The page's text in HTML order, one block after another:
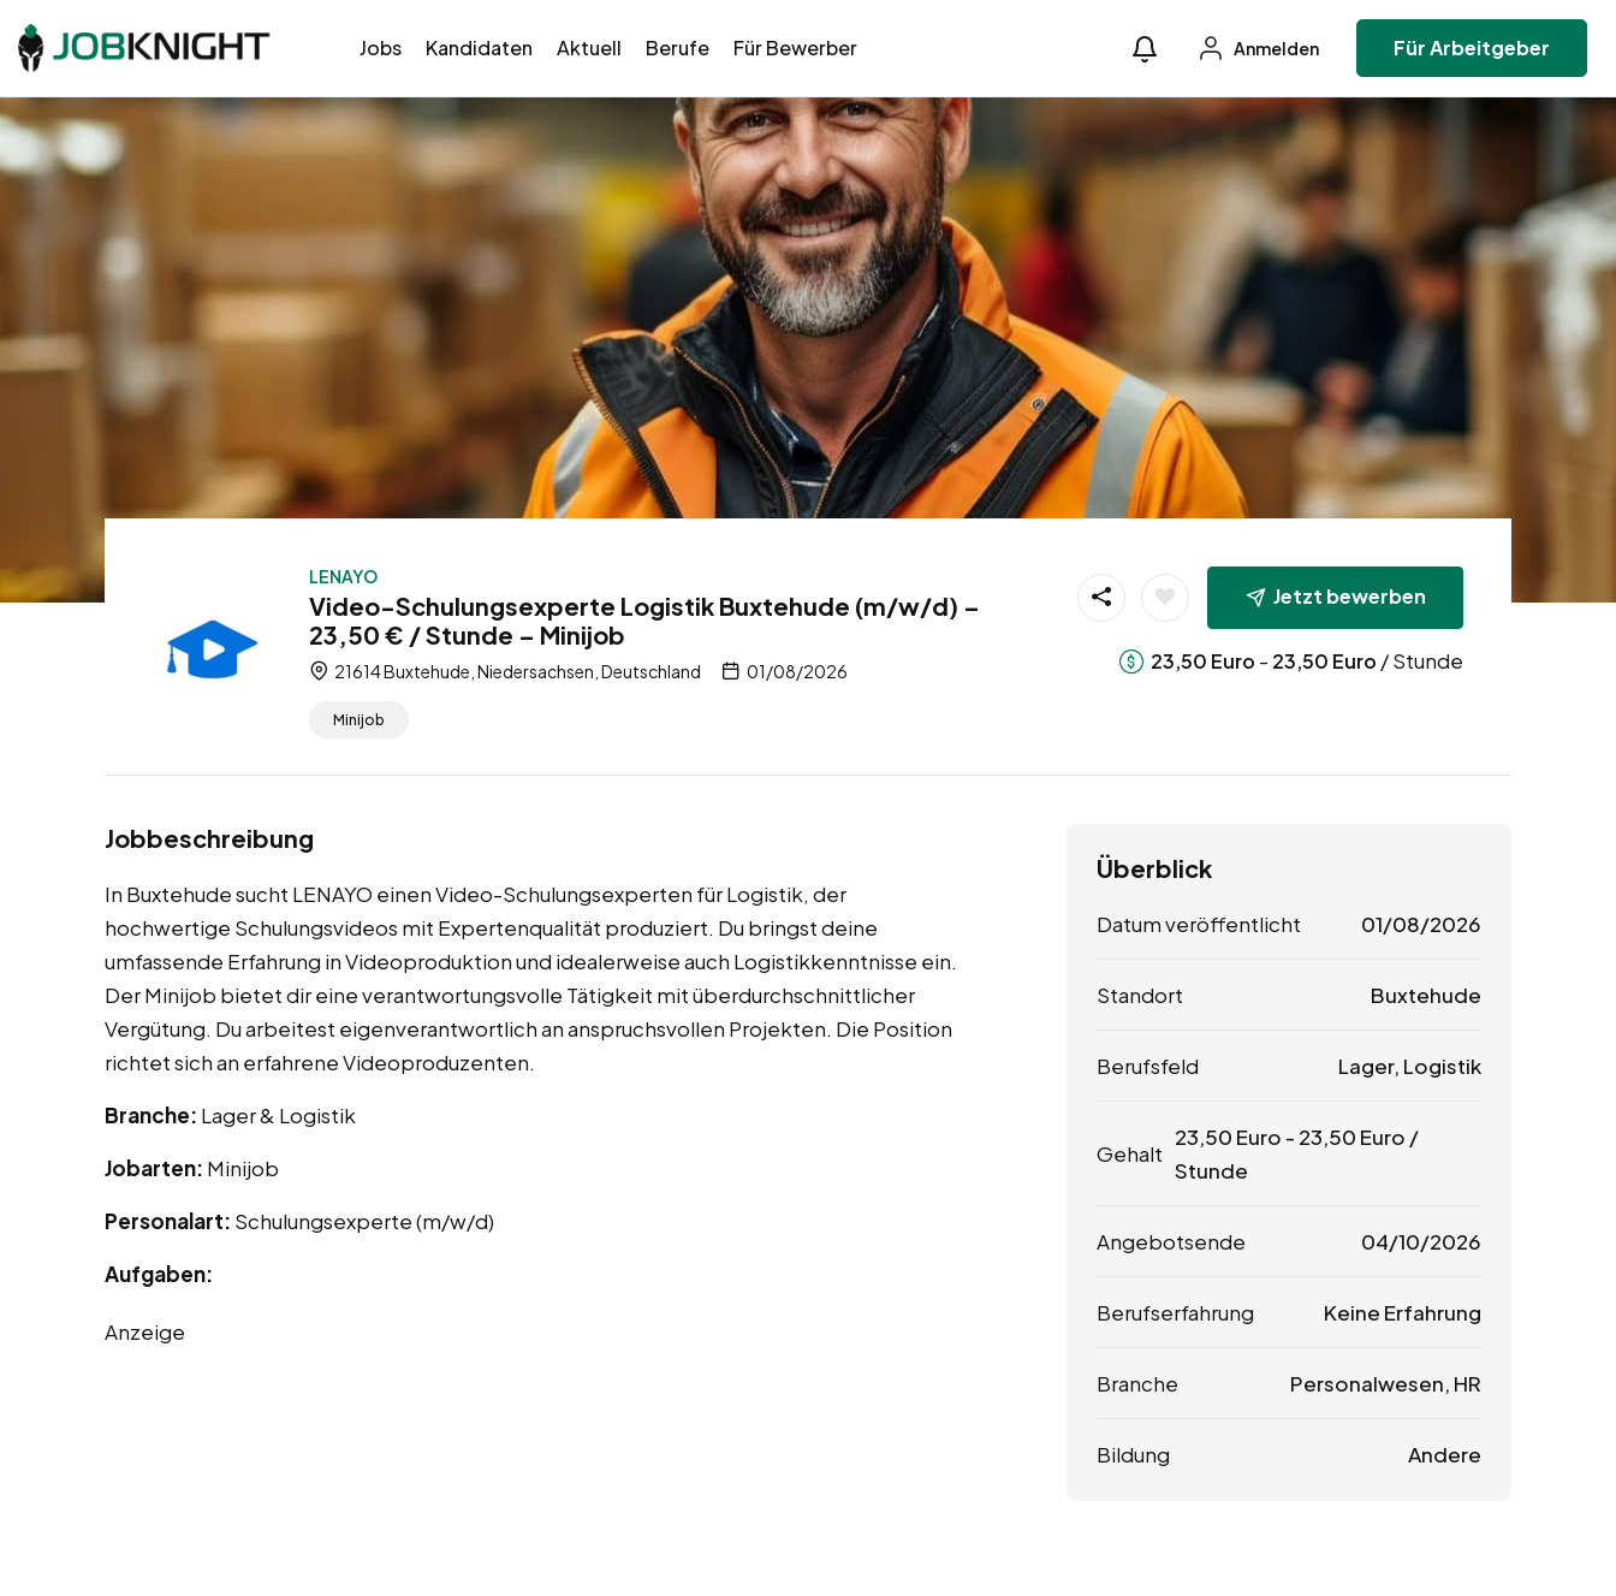
Jobs Kandidaten Aktuell Berufe Für Bewerber Anmelden Für Arbeitgeber
LENAYO
Video-Schulungsexperte Logistik Buxtehude (m/w/d) –
23,50 € / Stunde – Minijob
21614 Buxtehude, Niedersachsen, Deutschland 01/08/2026
Minijob
Jetzt bewerben
23,50 Euro - 23,50 Euro / Stunde
Jobbeschreibung
In Buxtehude sucht LENAYO einen Video-Schulungsexperten für Logistik, der
hochwertige Schulungsvideos mit Expertenqualität produziert. Du bringst deine
umfassende Erfahrung in Videoproduktion und idealerweise auch Logistikkenntnisse ein.
Der Minijob bietet dir eine verantwortungsvolle Tätigkeit mit überdurchschnittlicher
Vergütung. Du arbeitest eigenverantwortlich an anspruchsvollen Projekten. Die Position
richtet sich an erfahrene Videoproduzenten.
Branche: Lager & Logistik
Jobarten: Minijob
Personalart: Schulungsexperte (m/w/d)
Aufgaben:
Anzeige
Überblick
Datum veröffentlicht 01/08/2026
Standort Buxtehude
Berufsfeld Lager, Logistik
Gehalt
23,50 Euro - 23,50 Euro /
Stunde
Angebotsende 04/10/2026
Berufserfahrung Keine Erfahrung
Branche Personalwesen, HR
Bildung Andere